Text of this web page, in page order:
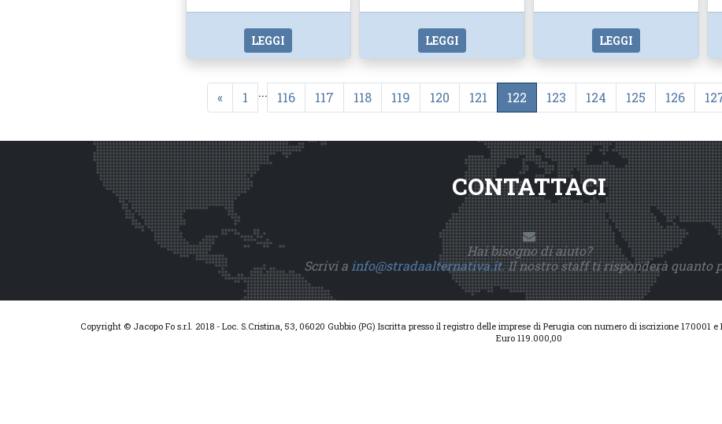
LEGGI LEGGI LEGGI
« 1 ... 116 117 118 119 120 121 122 123 124 125 126
CONTATTACI
Hai bisogno di aiuto?
Scrivi a info@stradaalternativa.it. Il nostro staff ti risponderà quanto
Copyright © Jacopo Fo s.r.l. 2018 - Loc. S.Cristina, 53, 06020 Gubbio (PG) Iscritta presso il registro delle imprese di Perugia con numero di iscrizione
Euro 119.000,00